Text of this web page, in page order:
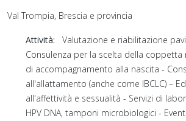
Val Trompia, Brescia e provincia
Attività: Valutazione e riabilitazione
Consulenza per la scelta della coppetta
di accompagnamento alla nascita -
all'allattamento (anche come IBCLC) –
all'affettività e sessualità - Servizi di
HPV DNA, tamponi microbiologici -